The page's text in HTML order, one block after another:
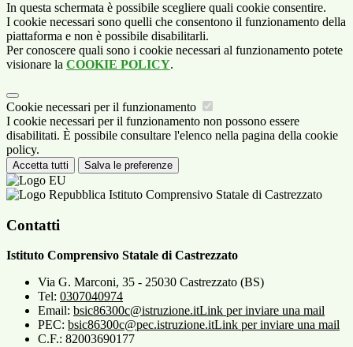
In questa schermata è possibile scegliere quali cookie consentire.
I cookie necessari sono quelli che consentono il funzionamento della
piattaforma e non è possibile disabilitarli.
Per conoscere quali sono i cookie necessari al funzionamento potete
visionare la COOKIE POLICY.
Cookie necessari per il funzionamento
I cookie necessari per il funzionamento non possono essere
disabilitati. È possibile consultare l'elenco nella pagina della cookie
policy.
Accetta tutti Salva le preferenze
Istituto Comprensivo Statale di Castrezzato
Contatti
Istituto Comprensivo Statale di Castrezzato
Via G. Marconi, 35 - 25030 Castrezzato (BS)
Tel: 0307040974
Email: bsic86300c@istruzione.itLink per inviare una mail
PEC: bsic86300c@pec.istruzione.itLink per inviare una mail
C.F.: 82003690177